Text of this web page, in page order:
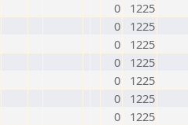
0
1225
0
1225
0
1225
0
1225
0
1225
0
1225
0
1225